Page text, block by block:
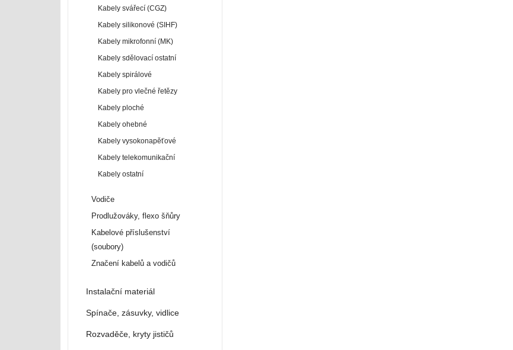
Kabely svářecí (CGZ)
Kabely silikonové (SIHF)
Kabely mikrofonní (MK)
Kabely sdělovací ostatní
Kabely spirálové
Kabely pro vlečné řetězy
Kabely ploché
Kabely ohebné
Kabely vysokonapěťové
Kabely telekomunikační
Kabely ostatní
Vodiče
Prodlužováky, flexo šňůry
Kabelové příslušenství
(soubory)
Značení kabelů a vodičů
Instalační materiál
Spínače, zásuvky, vidlice
Rozvaděče, kryty jističů